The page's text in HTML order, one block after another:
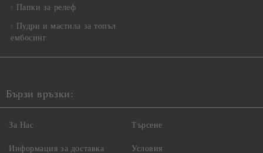
Папки за релеф
Пудри и мастила за топъл
ембосинг
Бързи връзки:
За Нас
Информация за доставка
Търсене
Условия